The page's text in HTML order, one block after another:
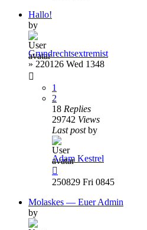
Hallo!
by
Grundrechtsextremist
» 220126 Wed 1348
1
2
18 Replies
29742 Views
Last postby
Adam Kestrel
250829 Fri 0845
Molaskes — Euer Admin
by